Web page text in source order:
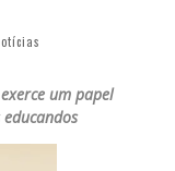
um papel